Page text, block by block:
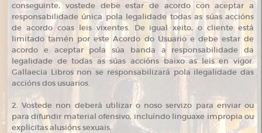
conseguinte, vostede debe estar de acordo con aceptar a
responsabilidade única pola legalidade todas as súas accións
de acordo coas leis vixentes. De igual xeito, o cliente está
limitado tamén por este Acordo do Usuario e debe estar de
acordo e aceptar pola súa banda a responsabilidade da
legalidade de todas as súas accións baixo as leis en vigor.
Gallaecia Libros non se responsabilizará pola ilegalidade das
accións dos usuarios.
2. Vostede non deberá utilizar o noso servizo para enviar ou
para difundir material ofensivo, incluíndo linguaxe impropia ou
explícitas alusións sexuais.